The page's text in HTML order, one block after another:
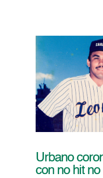
Urbano
con no hit no